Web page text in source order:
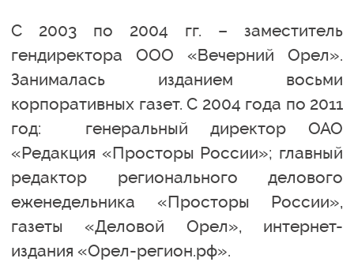
С 2003 по 2004 гг. – заместитель
гендиректора ООО «Вечерний Орел».
Занималась изданием восьми
корпоративных газет. С 2004 года по 2011
год: генеральный директор ОАО
«Редакция «Просторы России»; главный
редактор регионального делового
еженедельника «Просторы России»,
газеты «Деловой Орел», интернет-
издания «Орел-регион.рф».